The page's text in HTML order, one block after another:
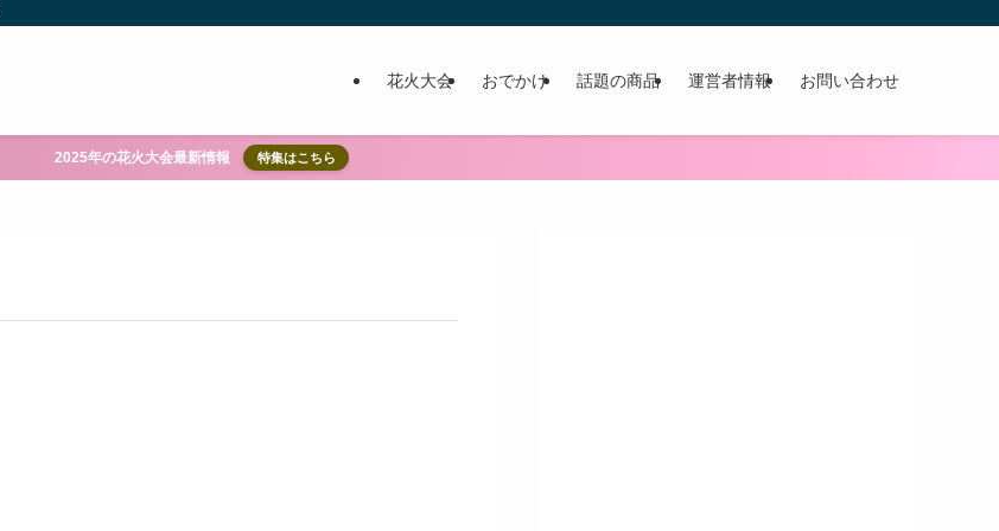
花火大会 おでかけ 話題の商品 運営者情報 お問い合わせ
2025年の花火大会最新情報 特集はこちら